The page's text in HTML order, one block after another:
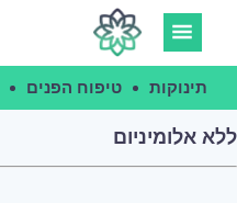
תינוקות טיפוח הפנים
ללא אלומיניום